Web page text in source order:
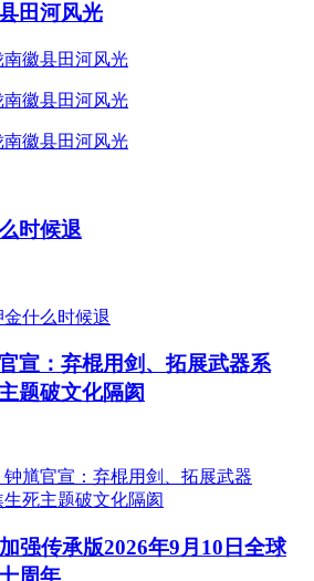
田河风光
时候退
宣：弃棍用剑、拓展武器系
题破文化隔阂
强传承版2026年9月10日全球
周年